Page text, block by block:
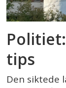
tips
Den siktede